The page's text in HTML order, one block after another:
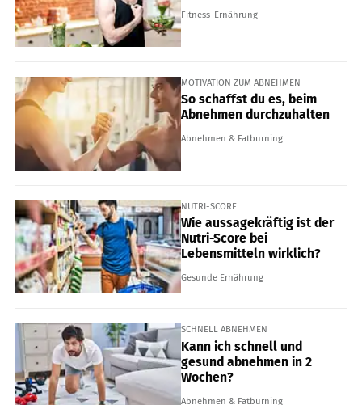
Fitness-Ernährung
MOTIVATION ZUM ABNEHMEN
So schaffst du es, beim
Abnehmen durchzuhalten
Abnehmen & Fatburning
NUTRI-SCORE
Wie aussagekräftig ist der
Nutri-Score bei
Lebensmitteln wirklich?
Gesunde Ernährung
SCHNELL ABNEHMEN
Kann ich schnell und
gesund abnehmen in 2
Wochen?
Abnehmen & Fatburning